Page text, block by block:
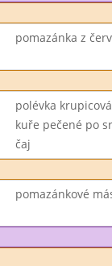
pomazánka z
polévka
kuře pečené po
čaj
pomazánkové